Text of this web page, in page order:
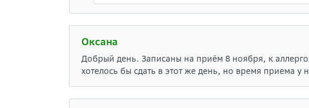
Оксана
Добрый день. Записаны на приём 8 ноября, к
хотелось бы сдать в этот же день, но время приема у